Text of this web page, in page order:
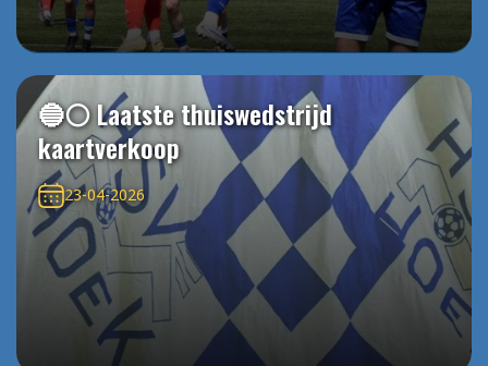
🔵⚪️ Laatste thuiswedstrijd
kaartverkoop
23-04-2026